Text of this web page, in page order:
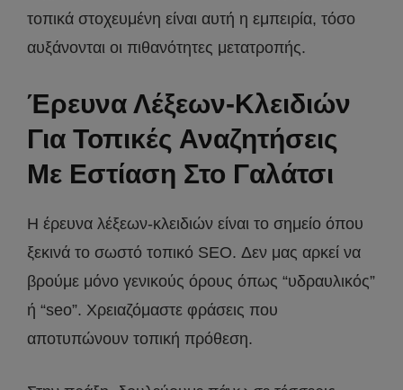
τοπικά στοχευμένη είναι αυτή η εμπειρία, τόσο
αυξάνονται οι πιθανότητες μετατροπής.
Έρευνα Λέξεων-Κλειδιών
Για Τοπικές Αναζητήσεις
Με Εστίαση Στο Γαλάτσι
Η έρευνα λέξεων-κλειδιών είναι το σημείο όπου
ξεκινά το σωστό τοπικό SEO. Δεν μας αρκεί να
βρούμε μόνο γενικούς όρους όπως “υδραυλικός”
ή “seo”. Χρειαζόμαστε φράσεις που
αποτυπώνουν τοπική πρόθεση.